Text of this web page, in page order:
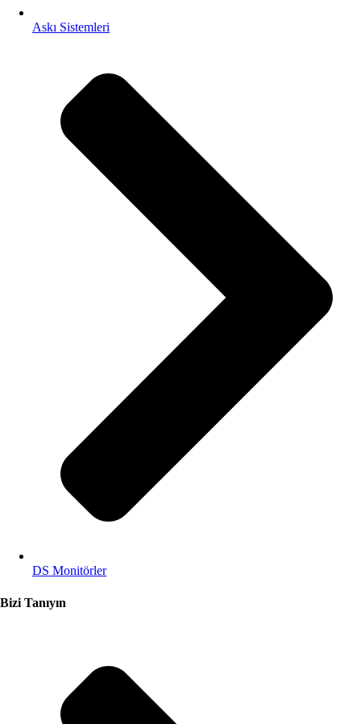
Askı Sistemleri
DS Monitörler
Bizi Tanıyın